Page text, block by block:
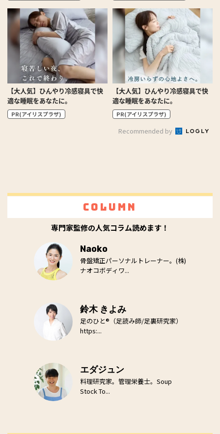
【大人気】ひんやり冷感寝具で快
適な睡眠をあなたに。
PR(アイリスプラザ)
【大人気】ひんやり冷感寝具で快
適な睡眠をあなたに。
PR(アイリスプラザ)
Recommended by
Column
専門家監修の人気コラム読めます！
Naoko
骨盤矯正パーソナルトレーナー。(株)
ナオコボディワ...
鈴木 きよみ
足のひと®（足読み師/足裏研究家）
https:...
エダジュン
料理研究家。管理栄養士。Soup
Stock To...